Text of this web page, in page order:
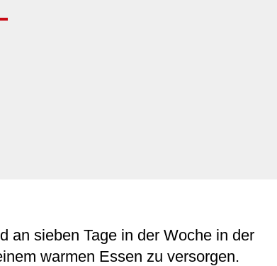
an sieben Tage in der Woche in der
warmen Essen zu versorgen.